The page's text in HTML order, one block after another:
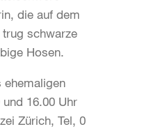
die auf dem
schwarze
Hosen.
ehemaligen
16.00 Uhr
Zürich, Tel, 0